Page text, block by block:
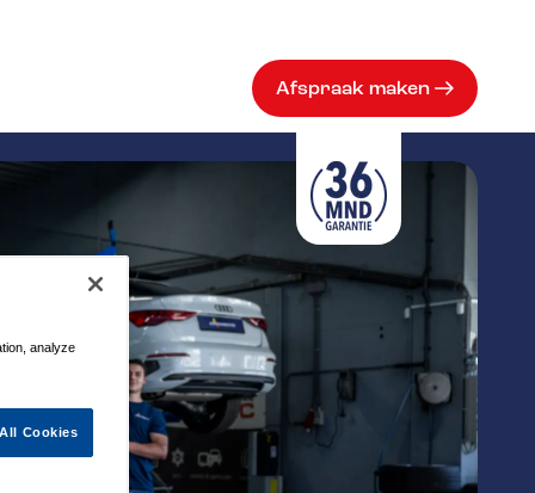
Afspraak maken
analyze
Cookies